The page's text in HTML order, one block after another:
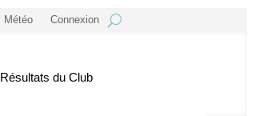
Météo Connexion
Résultats du Club